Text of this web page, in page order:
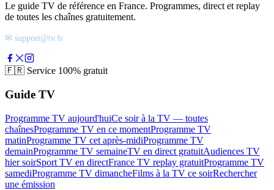
Le guide TV de référence en France. Programmes, direct et replay
de toutes les chaînes gratuitement.
✉ support@tv.fr
🇫🇷 Service 100% gratuit
Guide TV
Programme TV aujourd'huiCe soir à la TV — toutes
chaînesProgramme TV en ce momentProgramme TV
matinProgramme TV cet après-midiProgramme TV
demainProgramme TV semaineTV en direct gratuitAudiences TV
hier soirSport TV en directFrance TV replay gratuitProgramme TV
samediProgramme TV dimancheFilms à la TV ce soirRechercher
une émission